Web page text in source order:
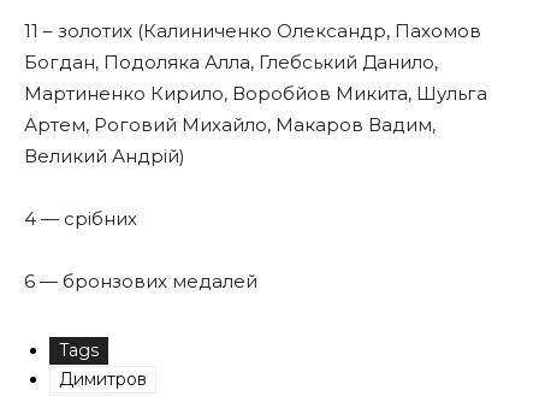
11 – золотих (Калиниченко Олександр, Пахомов
Богдан, Подоляка Алла, Глебський Данило,
Мартиненко Кирило, Воробйов Микита, Шульга
Артем, Роговий Михайло, Макаров Вадим,
Великий Андрій)
4 — срібних
6 — бронзових медалей
Tags
Димитров